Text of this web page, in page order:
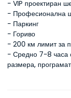
- VIP проектиран
- Професионална
- Паркинг
- Гориво
- 200 км лимит за
- Средно 7-8 часа
размера,